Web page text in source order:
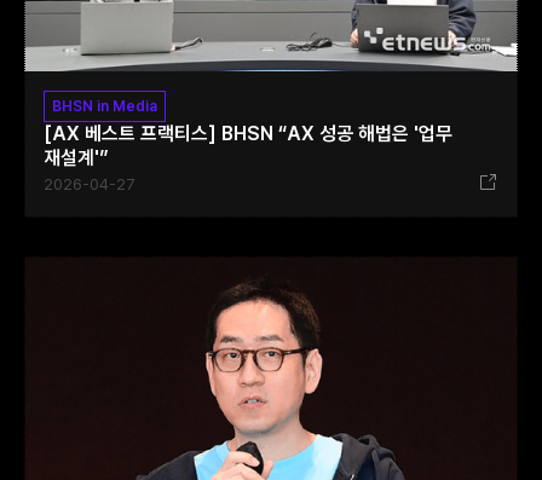
BHSN in Media
[AX 베스트 프랙티스] BHSN “AX 성공 해법은 '업무
재설계'”
2026-04-27